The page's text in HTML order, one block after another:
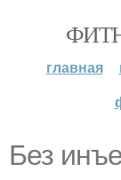
главная
Без